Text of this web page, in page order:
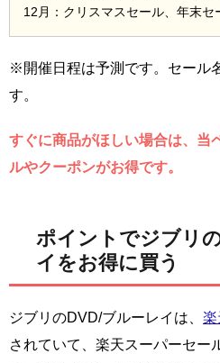
12月：クリスマスセール、年末セ
※開催日程は予測です。セール
す。
すぐに商品がほしい場合は、当
ルやクーポンがお得です。
ポイントでジブリ
イをお得に買う
ジブリのDVD/ブルーレイは、 楽
されていて、楽天スーパーセー